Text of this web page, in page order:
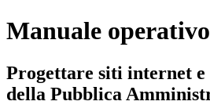
Manuale
Progettare siti internet
della Pubblica